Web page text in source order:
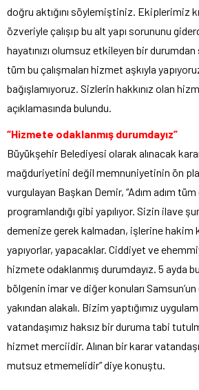
doğru aktığını söylemiştiniz. Ekiplerimiz
özveriyle çalışıp bu alt yapı sorununu
hayatınızı olumsuz etkileyen bir
tüm bu çalışmaları hizmet aşkıyla
bağışlamıyoruz. Sizlerin hakkınız olan
açıklamasında bulundu.
“Hizmete odaklanmış durumdayız”
Büyükşehir Belediyesi olarak alınacak
mağduriyetini değil memnuniyetinin ön
vurgulayan Başkan Demir, “Adım adım tüm
programlandığı gibi yapılıyor. Sizin ilave
demenize gerek kalmadan, işlerine hakim
yapıyorlar, yapacaklar. Ciddiyet ve
hizmete odaklanmış durumdayız. 5 ayda
bölgenin imar ve diğer konuları
yakından alakalı. Bizim yaptığımız
vatandaşımız haksız bir duruma tabi
hizmet merciidir. Alınan bir karar
mutsuz etmemelidir” diye konuştu.